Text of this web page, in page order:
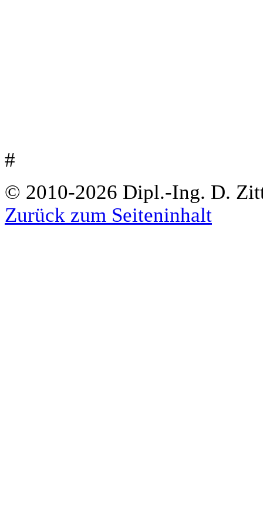
#
© 2010-2026 Dipl.-Ing. D.
Zurück zum Seiteninhalt